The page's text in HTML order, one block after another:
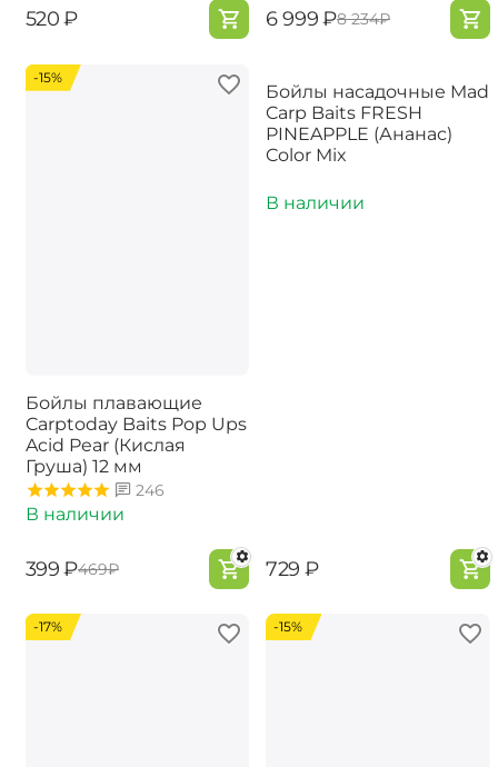
‍520‍ ₽ ‍6 999‍₽‍8 234‍₽
-15%
Бойлы плавающие
Carptoday Baits Pop Ups
Acid Pear (Кислая
Груша) 12 мм
246
В наличии
‍399‍ ₽‍469‍₽
Бойлы насадочные Mad
Carp Baits FRESH
PINEAPPLE (Ананас)
Color Mix
В наличии
‍729‍ ₽
-17% -15%